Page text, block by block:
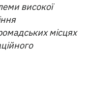
високої
місцях